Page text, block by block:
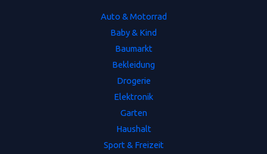
Auto & Motorrad
Baby & Kind
Baumarkt
Bekleidung
Drogerie
Elektronik
Garten
Haushalt
Sport & Freizeit